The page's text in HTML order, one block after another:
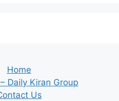
Home
Daily Kiran Group
Us